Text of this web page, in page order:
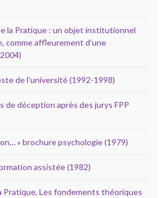
la Pratique : un objet institutionnel
comme affleurement d’une
de l’université (1992-1998)
de déception après des jurys FPP
» brochure psychologie (1979)
assistée (1982)
Pratique, Les fondements théoriques